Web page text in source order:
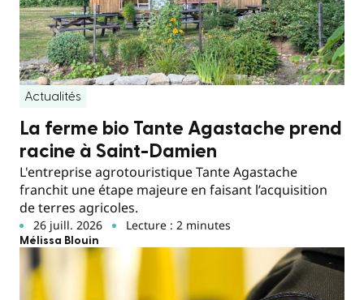
Actualités
La ferme bio Tante Agastache prend
racine à Saint-Damien
L'entreprise agrotouristique Tante Agastache
franchit une étape majeure en faisant l’acquisition
de terres agricoles.
26 juill. 2026 Lecture : 2 minutes
Mélissa Blouin